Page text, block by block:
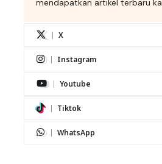
mendapatkan artikel terbaru
X
Instagram
Youtube
Tiktok
WhatsApp